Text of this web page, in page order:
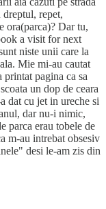
dreptul, repet,
ora(parca)? Dar tu,
a visit for next
niste unii care la
Mie mi-au cautat
pagina ca sa
un dop de ceara
dat cu jet in ureche si
dar nu-i nimic,
parca erau tobele de
m-au intrebat obsesiv
desi le-am zis din